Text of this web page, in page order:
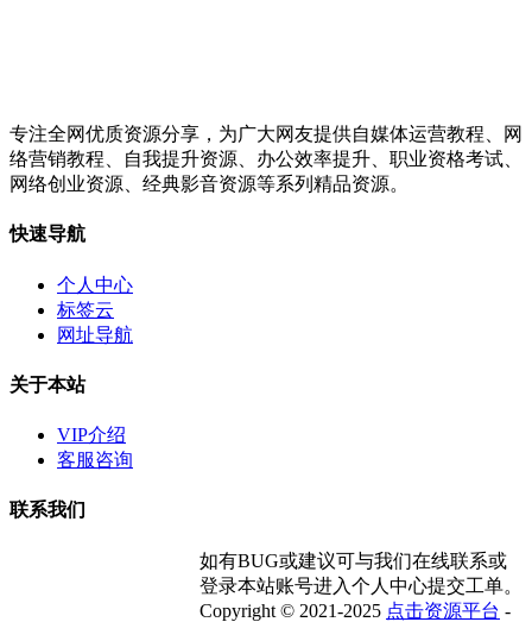
专注全网优质资源分享，为广大网友提供自媒体运营教程、网
络营销教程、自我提升资源、办公效率提升、职业资格考试、
网络创业资源、经典影音资源等系列精品资源。
快速导航
个人中心
标签云
网址导航
关于本站
VIP介绍
客服咨询
联系我们
如有BUG或建议可与我们在线联系或
登录本站账号进入个人中心提交工单。
Copyright © 2021-2025 点击资源平台 -